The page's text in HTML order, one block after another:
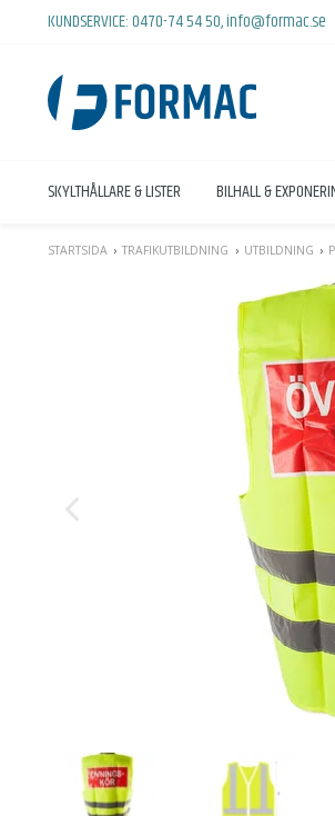
KUNDSERVICE:0470-74 54 50,info@formac.se
SKYLTHÅLLARE & LISTER BILHALL &
STARTSIDA TRAFIKUTBILDNING UTBILDNING